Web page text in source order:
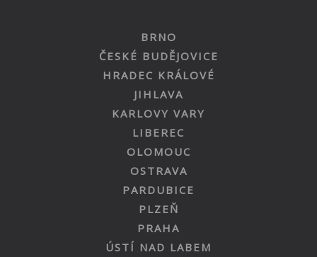
BRNO
ČESKÉ BUDĚJOVICE
HRADEC KRÁLOVÉ
JIHLAVA
KARLOVY VARY
LIBEREC
OLOMOUC
OSTRAVA
PARDUBICE
PLZEŇ
PRAHA
ÚSTÍ NAD LABEM